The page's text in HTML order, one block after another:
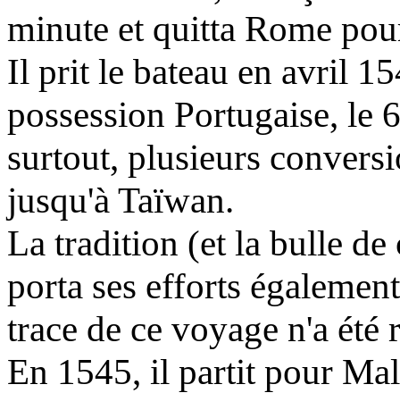
minute et quitta Rome
Il prit le bateau en avril
possession Portugaise,
surtout, plusieurs
jusqu'à Taïwan.
La tradition (et la bulle
porta ses efforts
trace de ce voyage n'a été
En 1545, il partit pour